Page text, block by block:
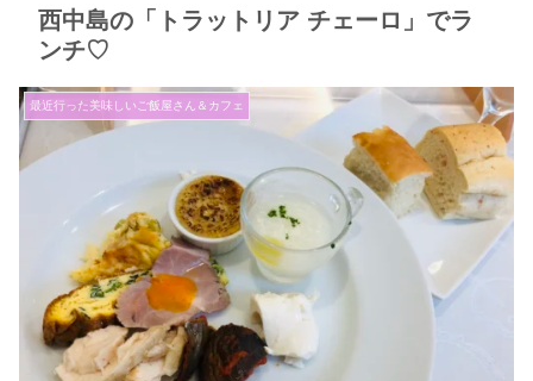
西中島の「トラットリア チェーロ」でラ
ンチ♡
最近行った美味しいご飯屋さん＆カフェ